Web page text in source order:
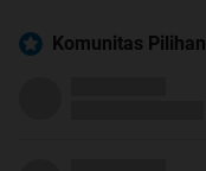
Komunitas Pilihan